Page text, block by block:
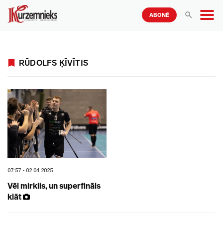
ABONĒ
RŪDOLFS ĶĪVĪTIS
07:57 - 02.04.2025
Vēl mirklis, un superfināls
klāt